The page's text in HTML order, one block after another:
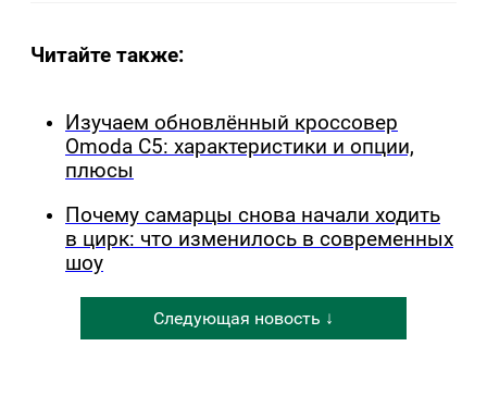
Читайте также:
Изучаем обновлённый кроссовер
Omoda C5: характеристики и опции,
плюсы
Почему самарцы снова начали ходить
в цирк: что изменилось в современных
шоу
Следующая новость ↓